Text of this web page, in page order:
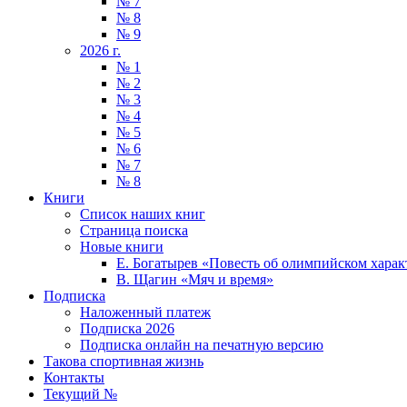
№ 8
№ 9
2026 г.
№ 1
№ 2
№ 3
№ 4
№ 5
№ 6
№ 7
№ 8
Книги
Список наших книг
Страница поиска
Новые книги
Е. Богатырев «Повесть об олимпийском
В. Щагин «Мяч и время»
Подписка
Наложенный платеж
Подписка 2026
Подписка онлайн на печатную версию
Такова спортивная жизнь
Контакты
Текущий №